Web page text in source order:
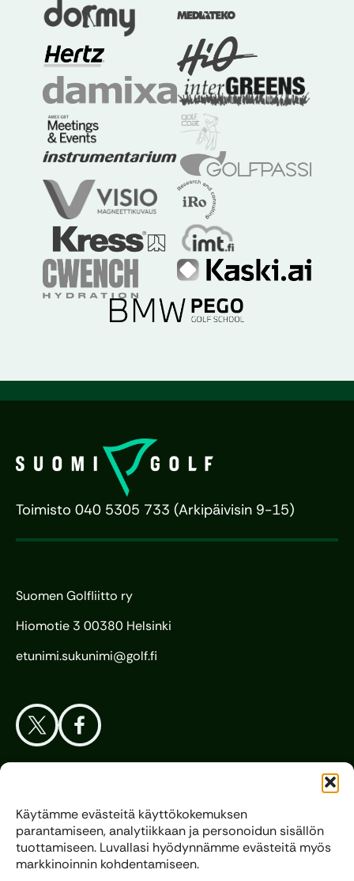
Käytämme evästeitä käyttökokemuksen
parantamiseen, analytiikkaan ja personoidun sisällön
tuottamiseen. Luvallasi hyödynnämme evästeitä myös
markkinoinnin kohdentamiseen.
Toimisto 040 5305 733 (Arkipäivisin 9-15)
Suomen Golfliitto ry
Hiomotie 3 00380 Helsinki
etunimi.sukunimi@golf.fi
Liitto